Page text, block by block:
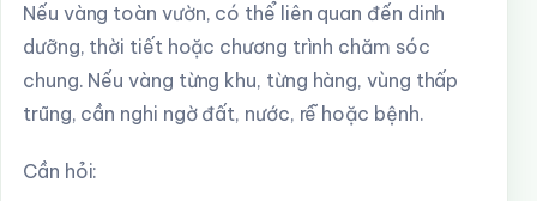
Nếu vàng toàn vườn, có thể liên quan đến dinh
dưỡng, thời tiết hoặc chương trình chăm sóc
chung. Nếu vàng từng khu, từng hàng, vùng thấp
trũng, cần nghi ngờ đất, nước, rễ hoặc bệnh.
Cần hỏi: